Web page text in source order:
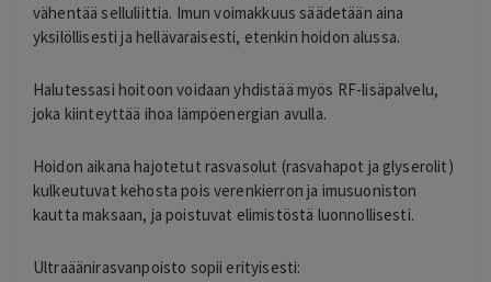
vähentää selluliittia. Imun voimakkuus säädetään aina
yksilöllisesti ja hellävaraisesti, etenkin hoidon alussa.
Halutessasi hoitoon voidaan yhdistää myös RF-lisäpalvelu,
joka kiinteyttää ihoa lämpöenergian avulla.
Hoidon aikana hajotetut rasvasolut (rasvahapot ja glyserolit)
kulkeutuvat kehosta pois verenkierron ja imusuoniston
kautta maksaan, ja poistuvat elimistöstä luonnollisesti.
Ultraäänirasvanpoisto sopii erityisesti: